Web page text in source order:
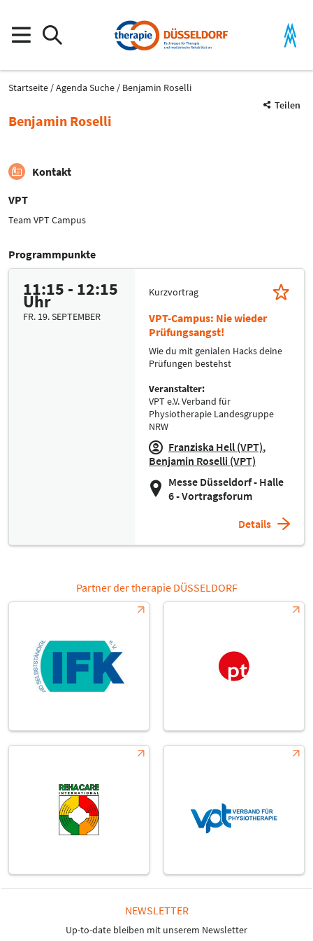
Startseite Agenda Suche
Benjamin Roselli
Teilen
Benjamin Roselli
Kontakt
VPT
Team VPT Campus
Programmpunkte
11:15 - 12:15
Uhr
FR. 19. SEPTEMBER
Kurzvortrag
VPT-Campus: Nie wieder
Prüfungsangst!
Wie du mit genialen Hacks deine
Prüfungen bestehst
Veranstalter:
VPT e.V. Verband für
Physiotherapie Landesgruppe
NRW
Franziska Hell (VPT)
Benjamin Roselli (VPT)
Messe Düsseldorf - Halle
6 - Vortragsforum
Details
Partner der therapie DÜSSELDORF
NEWSLETTER
Up-to-date bleiben mit unserem Newsletter